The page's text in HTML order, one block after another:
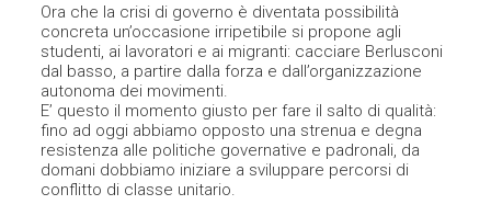
Ora che la crisi di governo è diventata possibilità
concreta un’occasione irripetibile si propone agli
studenti, ai lavoratori e ai migranti: cacciare Berlusconi
dal basso, a partire dalla forza e dall’organizzazione
autonoma dei movimenti.
E’ questo il momento giusto per fare il salto di qualità:
fino ad oggi abbiamo opposto una strenua e degna
resistenza alle politiche governative e padronali, da
domani dobbiamo iniziare a sviluppare percorsi di
conflitto di classe unitario.